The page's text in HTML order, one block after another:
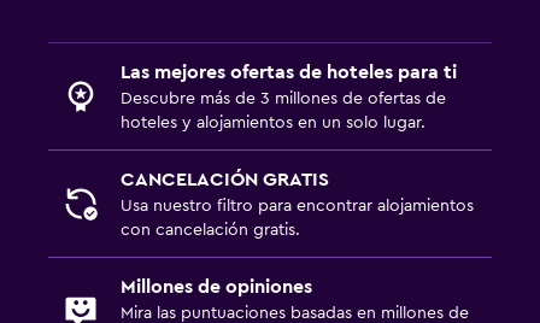
Las mejores ofertas de hoteles para ti
Descubre más de 3 millones de ofertas de
hoteles y alojamientos en un solo lugar.
CANCELACIÓN GRATIS
Usa nuestro filtro para encontrar alojamientos
con cancelación gratis.
Millones de opiniones
Mira las puntuaciones basadas en millones de